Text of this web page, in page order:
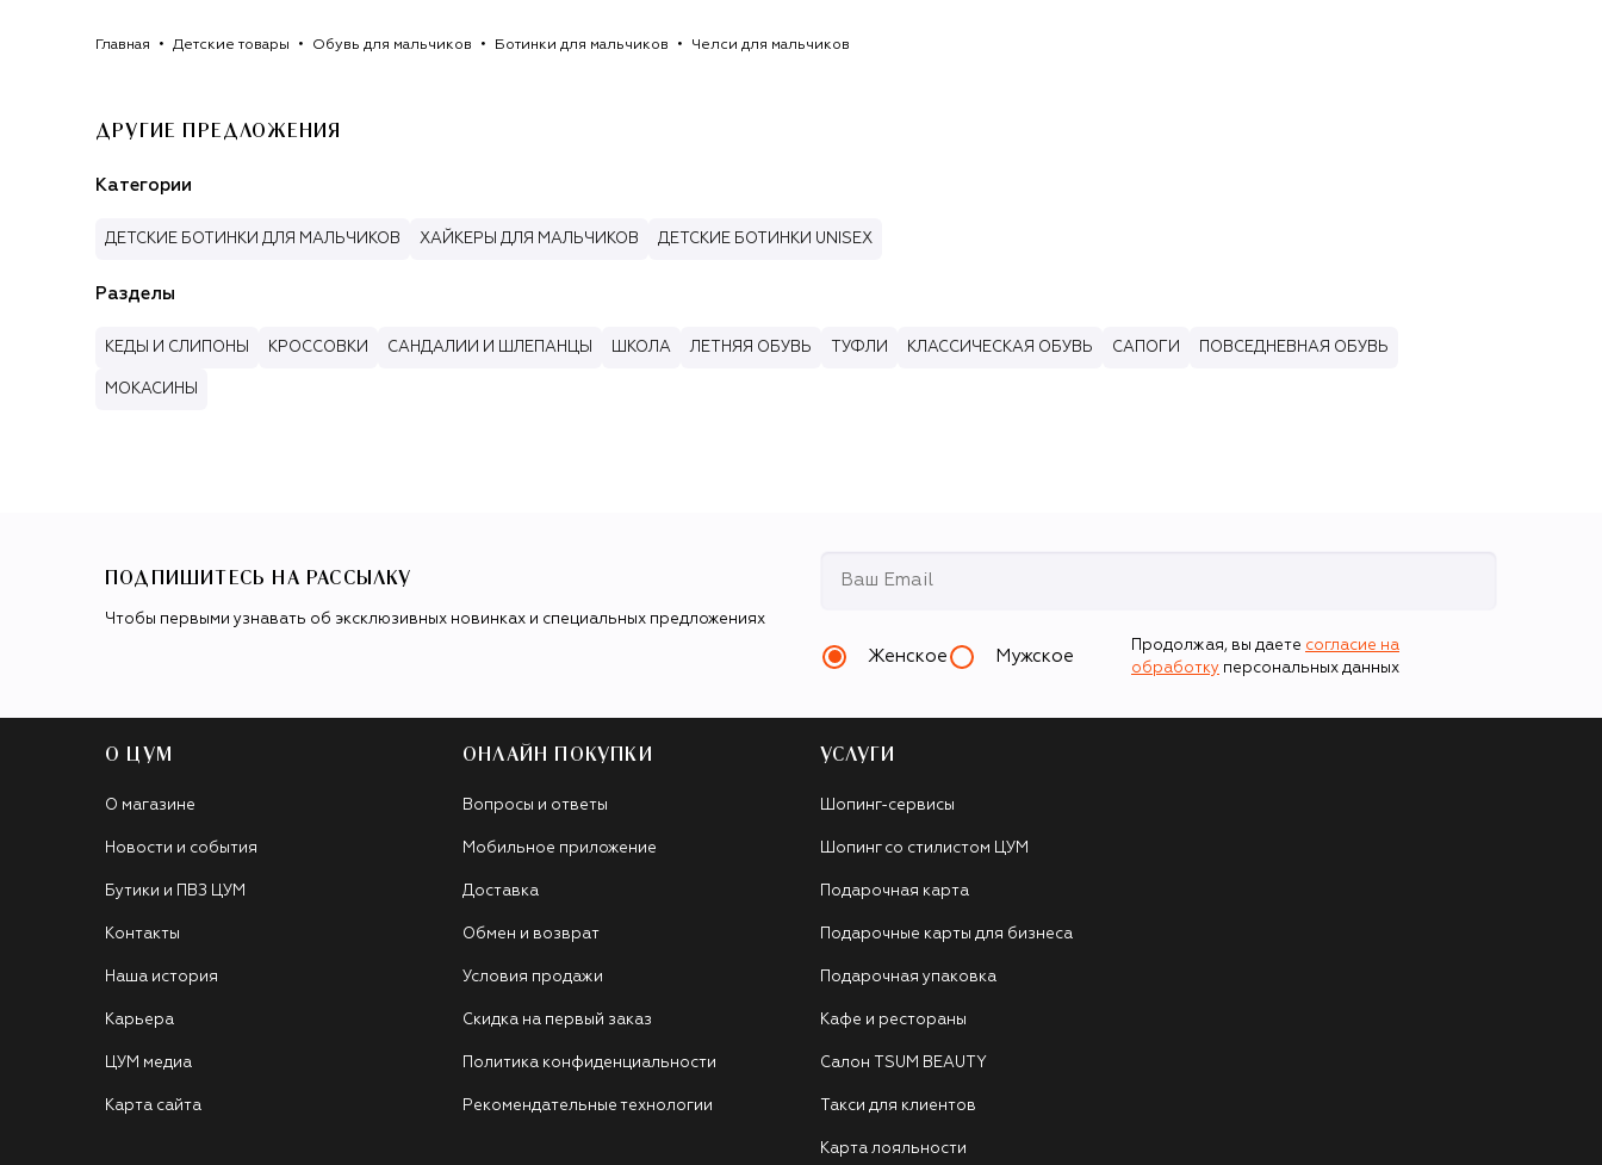
Главная Детские товары Обувь для мальчиков Ботинки для мальчиков Челси для мальчиков
ДРУГИЕ ПРЕДЛОЖЕНИЯ
Категории
ДЕТСКИЕ БОТИНКИ ДЛЯ МАЛЬЧИКОВ ХАЙКЕРЫ ДЛЯ МАЛЬЧИКОВ ДЕТСКИЕ БОТИНКИ UNISEX
Разделы
КЕДЫ И СЛИПОНЫ КРОССОВКИ САНДАЛИИ И ШЛЕПАНЦЫ ШКОЛА ЛЕТНЯЯ ОБУВЬ ТУФЛИ КЛАССИЧЕСКАЯ ОБУВЬ САПОГИ ПОВСЕДНЕВНАЯ ОБУВЬ
МОКАСИНЫ
ПОДПИШИТЕСЬ НА РАССЫЛКУ
Чтобы первыми узнавать об эксклюзивных новинках и специальных предложениях
Женское Мужское
Продолжая, вы даете согласие на
обработку персональных данных
О ЦУМ
О магазине
Новости и события
Бутики и ПВЗ ЦУМ
Контакты
Наша история
Карьера
ЦУМ медиа
Карта сайта
ОНЛАЙН ПОКУПКИ
Вопросы и ответы
Мобильное приложение
Доставка
Обмен и возврат
Условия продажи
Скидка на первый заказ
Политика конфиденциальности
Рекомендательные технологии
УСЛУГИ
Шопинг-сервисы
Шопинг со стилистом ЦУМ
Подарочная карта
Подарочные карты для бизнеса
Подарочная упаковка
Кафе и рестораны
Салон TSUM BEAUTY
Такси для клиентов
Карта лояльности